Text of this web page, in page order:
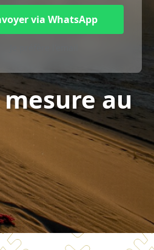
via WhatsApp
au